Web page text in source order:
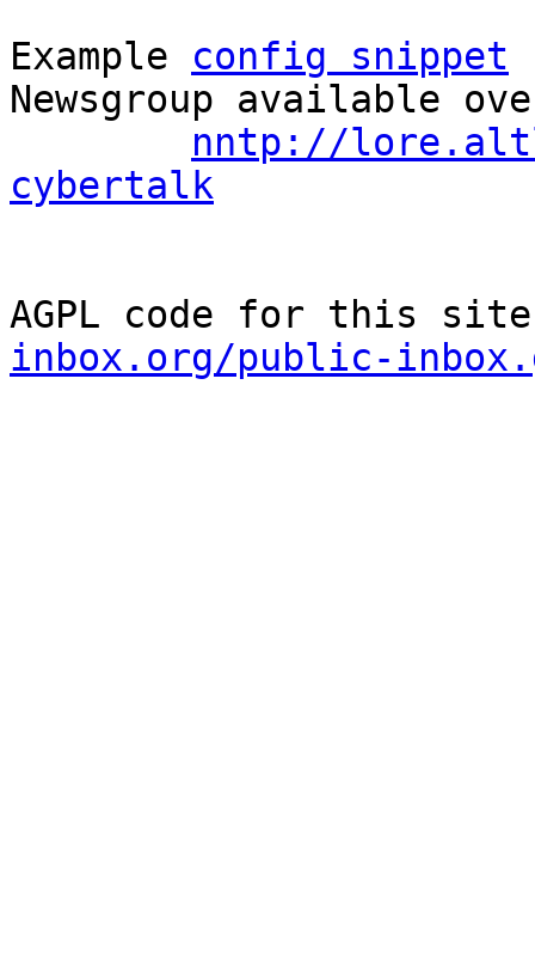
Example config snippet
Newsgroup available
nntp://
cybertalk
AGPL code for this
inbox.org/public-